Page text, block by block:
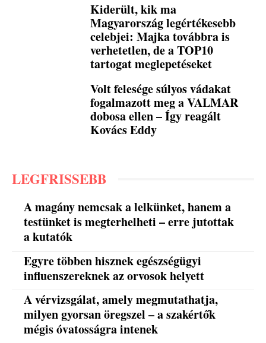
Kiderült, kik ma
Magyarország legértékesebb
celebjei: Majka továbbra is
verhetetlen, de a TOP10
tartogat meglepetéseket
Volt felesége súlyos vádakat
fogalmazott meg a VALMAR
dobosa ellen – Így reagált
Kovács Eddy
LEGFRISSEBB
A magány nemcsak a lelkünket, hanem a
testünket is megterhelheti – erre jutottak
a kutatók
Egyre többen hisznek egészségügyi
influenszereknek az orvosok helyett
A vérvizsgálat, amely megmutathatja,
milyen gyorsan öregszel – a szakértők
mégis óvatosságra intenek